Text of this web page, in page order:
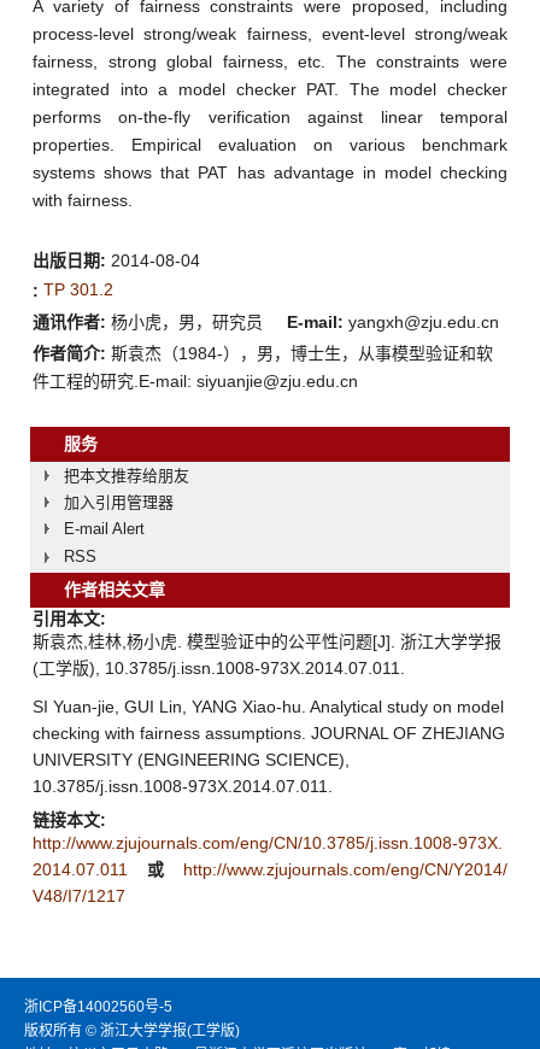
A variety of fairness constraints were proposed, including
process-level strong/weak fairness, event-level strong/weak
fairness, strong global fairness, etc. The constraints were
integrated into a model checker PAT. The model checker
performs on-the-fly verification against linear temporal
properties. Empirical evaluation on various benchmark
systems shows that PAT has advantage in model checking
with fairness.
出版日期: 2014-08-04
: TP 301.2
通讯作者: 杨小虎，男，研究员 E-mail: yangxh@zju.edu.cn
作者简介: 斯袁杰（1984-），男，博士生，从事模型验证和软
件工程的研究.E-mail: siyuanjie@zju.edu.cn
服务
把本文推荐给朋友
加入引用管理器
E-mail Alert
RSS
作者相关文章
引用本文:
斯袁杰,桂林,杨小虎. 模型验证中的公平性问题[J]. 浙江大学学报
(工学版), 10.3785/j.issn.1008-973X.2014.07.011.
SI Yuan-jie, GUI Lin, YANG Xiao-hu. Analytical study on model
checking with fairness assumptions. JOURNAL OF ZHEJIANG
UNIVERSITY (ENGINEERING SCIENCE),
10.3785/j.issn.1008-973X.2014.07.011.
链接本文:
http://www.zjujournals.com/eng/CN/10.3785/j.issn.1008-973X.
2014.07.011
或
http://www.zjujournals.com/eng/CN/Y2014/
V48/I7/1217
浙ICP备14002560号-5
版权所有 © 浙江大学学报(工学版)